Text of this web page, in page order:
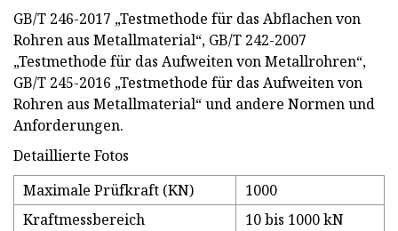
GB/T 246-2017 „Testmethode für das Abflachen von
Rohren aus Metallmaterial“, GB/T 242-2007
„Testmethode für das Aufweiten von Metallrohren“,
GB/T 245-2016 „Testmethode für das Aufweiten von
Rohren aus Metallmaterial“ und andere Normen und
Anforderungen.
Detaillierte Fotos
Maximale Prüfkraft (KN)
1000
Kraftmessbereich
10 bis 1000 kN